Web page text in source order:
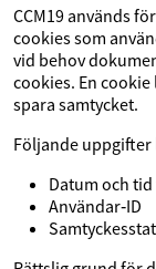
CCM19 används
cookies som
vid behov
cookies. En
spara samtycket.
Följande
Datum och
Användar‑ID